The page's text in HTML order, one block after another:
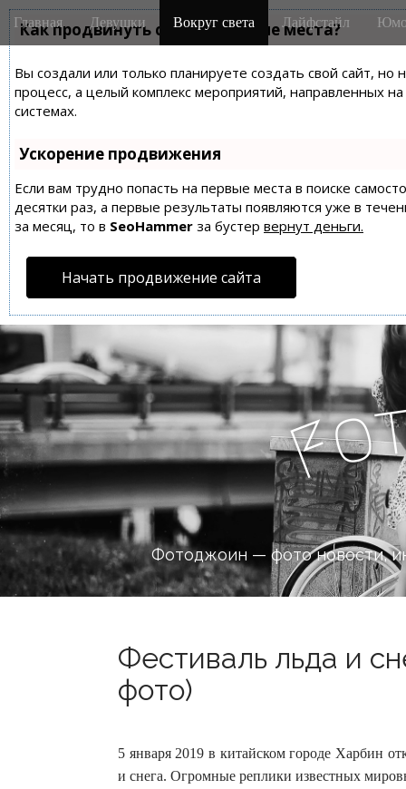
Как продвинуть сайт на первые места?
Вы создали или только планируете создать свой сайт,
процесс, а целый комплекс мероприятий, направленных
системах.
Ускорение продвижения
Если вам трудно попасть на первые места в поиске
десятки раз, а первые результаты появляются уже в
за месяц, то в SeoHammer за бустер вернут деньги.
Начать продвижение сайта
M
a
n
m
e
n
u
i
Главная Девушки Вокруг света Лайфстайл
Fo
Фотоджоин — фото новости,
Фестиваль льда и
фото)
5 января 2019 в китайском городе Харбин
и снега. Огромные реплики известных